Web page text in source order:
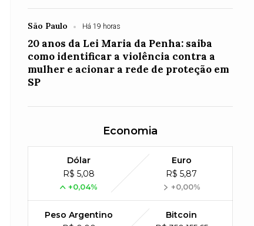
São Paulo Há 19 horas
20 anos da Lei Maria da Penha: saiba
como identificar a violência contra a
mulher e acionar a rede de proteção em
SP
Economia
Dólar
R$ 5,08
+0,04%
Euro
R$ 5,87
+0,00%
Peso Argentino
Bitcoin